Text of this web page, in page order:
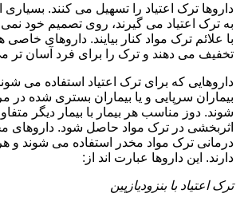
داروها ترک اعتیاد را تسهیل می کنند.
به ترک اعتیاد می گیرند، روی تصمیم خود نمی
با علائم ترک مواد کنار بیایند. داروهای خاصی
تخفیف می دهند و ترک را برای فرد آسان تر
داروهایی که برای ترک اعتیاد استفاده می
بیماران سرپایی و یا بیماران بستری شده در
شوند. دوز مناسب هر بیمار با بیمار دیگر
اثربخشی در ترک مواد حاصل شود. داروهای
درمانی ترک مواد مخدر استفاده می شوند و
دارند. این داروها عبارت اند از:
ترک اعتیاد با بنزودیازپین